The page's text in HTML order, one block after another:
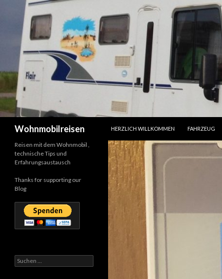
Wohnmobilreisen
HERZLICH WILLKOMMEN
FAHRZEUG
Reisen mit dem Wohnmobil ,
technische Tips und
Erfahrungsaustausch
Thanks for supporting our
Blog
Suchen
nach: